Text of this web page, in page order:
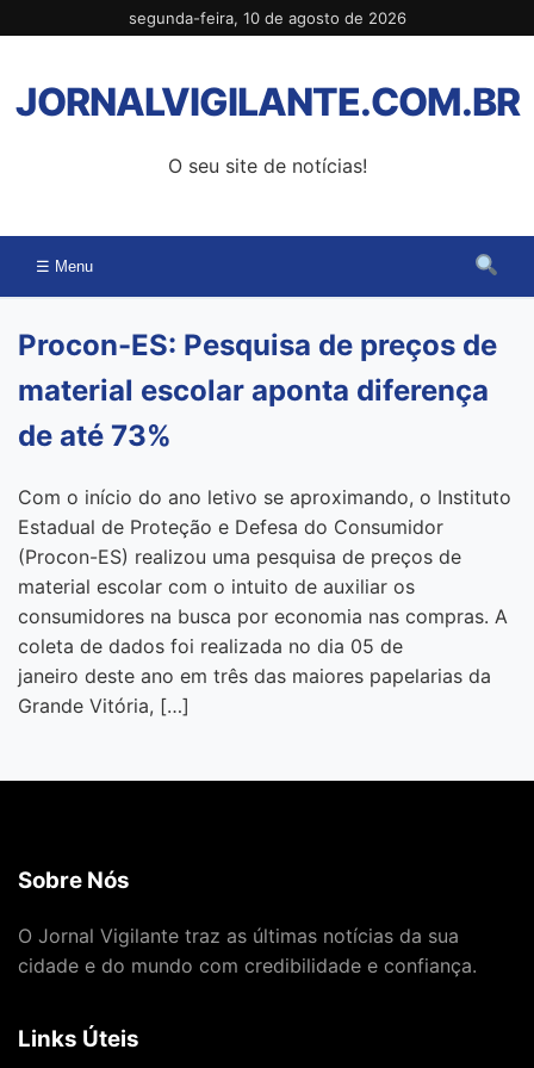
para
conteúdo
segunda-feira, 10 de agosto de 2026
JORNALVIGILANTE.COM.BR
O seu site de notícias!
☰ Menu
Procon-ES: Pesquisa de preços de
material escolar aponta diferença
de até 73%
Com o início do ano letivo se aproximando, o Instituto
Estadual de Proteção e Defesa do Consumidor
(Procon-ES) realizou uma pesquisa de preços de
material escolar com o intuito de auxiliar os
consumidores na busca por economia nas compras. A
coleta de dados foi realizada no dia 05 de
janeiro deste ano em três das maiores papelarias da
Grande Vitória, […]
Sobre Nós
O Jornal Vigilante traz as últimas notícias da sua
cidade e do mundo com credibilidade e confiança.
Links Úteis